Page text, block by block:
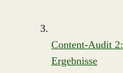
Content-Audit
Ergebnisse